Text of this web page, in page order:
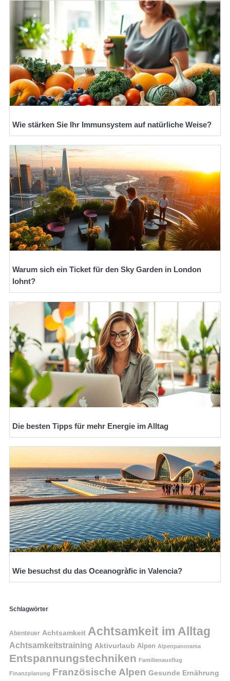
Wie stärken Sie Ihr Immunsystem auf natürliche Weise?
Warum sich ein Ticket für den Sky Garden in London
lohnt?
Die besten Tipps für mehr Energie im Alltag
Wie besuchst du das Oceanogràfic in Valencia?
Schlagwörter
Abenteuer Achtsamkeit Achtsamkeit im Alltag
Achtsamkeitstraining Aktivurlaub Alpen Alpenpanorama
Entspannungstechniken Familienausflug
Finanzplanung Französische Alpen Gesunde Ernährung